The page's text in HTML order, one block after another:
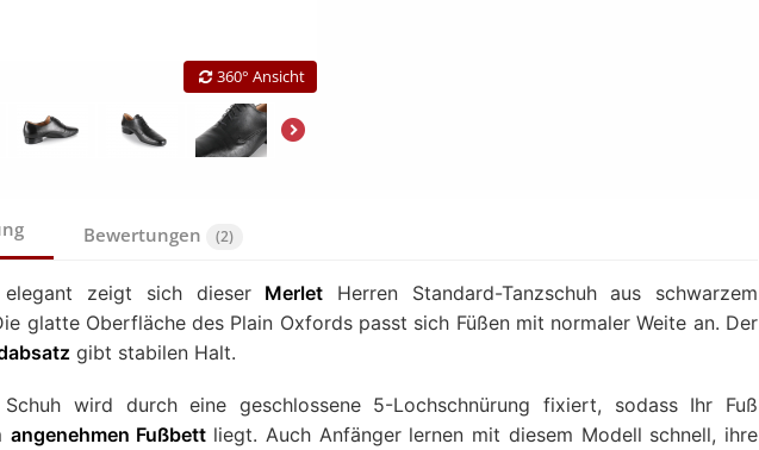
360° Ansicht
Bewertungen (2)
elegant zeigt sich dieser Merlet Herren Standard-Tanzschuh aus schwarzem
glatte Oberfläche des Plain Oxfords passt sich Füßen mit normaler Weite an. Der
gibt stabilen Halt.
wird durch eine geschlossene 5-Lochschnürung fixiert, sodass Ihr Fuß
angenehmen Fußbett liegt. Auch Anfänger lernen mit diesem Modell schnell, ihre